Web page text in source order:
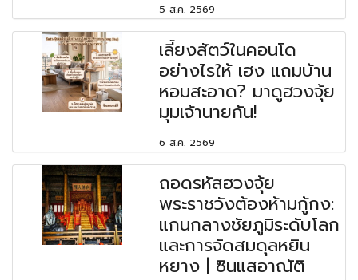
5 ส.ค. 2569
เลี้ยงสัตว์ในคอนโด
อย่างไรให้ เฮง แถมบ้าน
หอมสะอาด? มาดูฮวงจุ้ย
มุมเจ้านายกัน!
6 ส.ค. 2569
ถอดรหัสฮวงจุ้ย
พระราชวังต้องห้ามกู้กง:
แกนกลางชัยภูมิระดับโลก
และการจัดสมดุลหยิน
หยาง | ซินแสอาณัติ